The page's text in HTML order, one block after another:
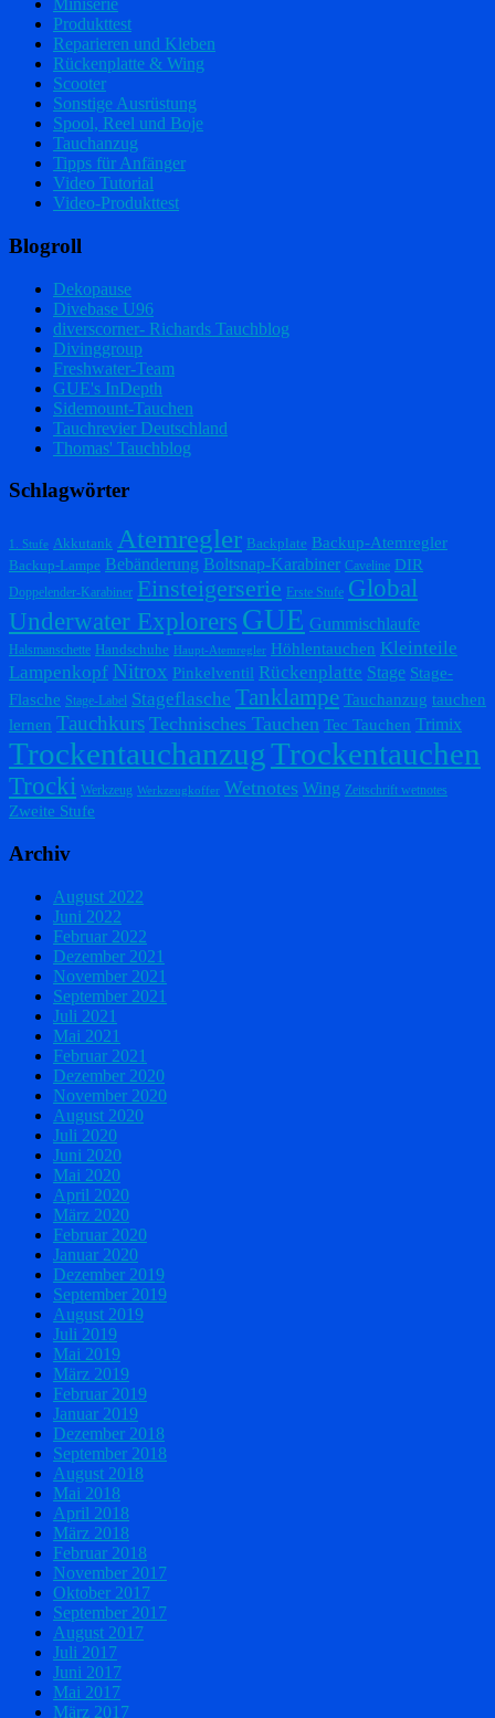
Miniserie
Produkttest
Reparieren und Kleben
Rückenplatte & Wing
Scooter
Sonstige Ausrüstung
Spool, Reel und Boje
Tauchanzug
Tipps für Anfänger
Video Tutorial
Video-Produkttest
Blogroll
Dekopause
Divebase U96
diverscorner- Richards Tauchblog
Divinggroup
Freshwater-Team
GUE's InDepth
Sidemount-Tauchen
Tauchrevier Deutschland
Thomas' Tauchblog
Schlagwörter
1. Stufe Akkutank Atemregler Backplate Backup-Atemregler
Backup-Lampe Bebänderung Boltsnap-Karabiner Caveline DIR
Doppelender-Karabiner Einsteigerserie Erste Stufe Global
Underwater Explorers GUE Gummischlaufe
Halsmanschette Handschuhe Haupt-Atemregler Höhlentauchen Kleinteile
Lampenkopf Nitrox Pinkelventil Rückenplatte Stage Stage-
Flasche Stage-Label Stageflasche Tanklampe Tauchanzug tauchen
lernen Tauchkurs Technisches Tauchen Tec Tauchen Trimix
TrockentauchanzugTrockentauchen
Trocki Werkzeug Werkzeugkoffer Wetnotes Wing Zeitschrift wetnotes
Zweite Stufe
Archiv
August 2022
Juni 2022
Februar 2022
Dezember 2021
November 2021
September 2021
Juli 2021
Mai 2021
Februar 2021
Dezember 2020
November 2020
August 2020
Juli 2020
Juni 2020
Mai 2020
April 2020
März 2020
Februar 2020
Januar 2020
Dezember 2019
September 2019
August 2019
Juli 2019
Mai 2019
März 2019
Februar 2019
Januar 2019
Dezember 2018
September 2018
August 2018
Mai 2018
April 2018
März 2018
Februar 2018
November 2017
Oktober 2017
September 2017
August 2017
Juli 2017
Juni 2017
Mai 2017
März 2017